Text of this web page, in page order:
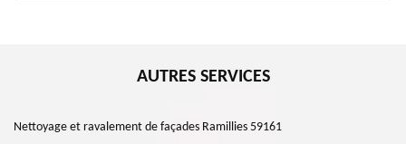
AUTRES SERVICES
Nettoyage et ravalement de façades Ramillies 59161